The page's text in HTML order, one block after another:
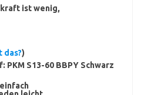
ist wenig,
das?)
PKM S13-60 BBPY Schwarz